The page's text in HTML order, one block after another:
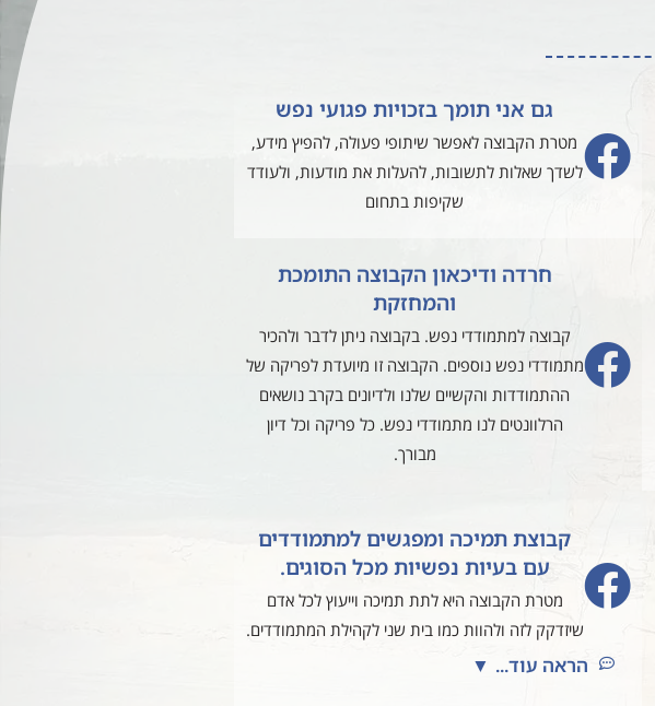
גם אני תומך בזכויות פגועי נפש
מטרת הקבוצה לאפשר שיתופי פעולה, להפיץ מידע,
לשדך שאלות לתשובות, להעלות את מודעות, ולעודד
שקיפות בתחום
חרדה ודיכאון הקבוצה התומכת
והמחזקת
קבוצה למתמודדי נפש. בקבוצה ניתן לדבר ולהכיר
מתמודדי נפש נוספים. הקבוצה זו מיועדת לפריקה של
ההתמודדות והקשיים שלנו ולדיונים בקרב נושאים
הרלוונטים לנו מתמודדי נפש. כל פריקה וכל דיון
מבורך.
קבוצת תמיכה ומפגשים למתמודדים
עם בעיות נפשיות מכל הסוגים.
מטרת הקבוצה היא לתת תמיכה וייעוץ לכל אדם
שיזדקק לזה ולהוות כמו בית שני לקהילת המתמודדים.
הראה עוד... ▼